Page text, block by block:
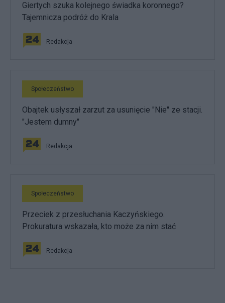
Giertych szuka kolejnego świadka koronnego?
Tajemnicza podróż do Krala
Redakcja
Społeczeństwo
Obajtek usłyszał zarzut za usunięcie "Nie" ze stacji.
"Jestem dumny"
Redakcja
Społeczeństwo
Przeciek z przesłuchania Kaczyńskiego.
Prokuratura wskazała, kto może za nim stać
Redakcja